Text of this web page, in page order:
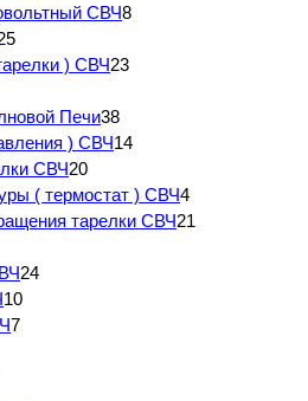
СВЧ8
) СВЧ23
Печи38
) СВЧ14
СВЧ20
( термостат ) СВЧ4
тарелки СВЧ21
24
10
7